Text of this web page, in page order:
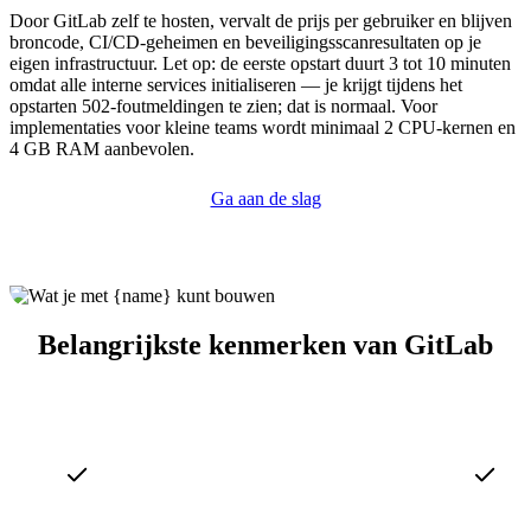
Door GitLab zelf te hosten, vervalt de prijs per gebruiker en blijven
broncode, CI/CD-geheimen en beveiligingsscanresultaten op je
eigen infrastructuur. Let op: de eerste opstart duurt 3 tot 10 minuten
omdat alle interne services initialiseren — je krijgt tijdens het
opstarten 502-foutmeldingen te zien; dat is normaal. Voor
implementaties voor kleine teams wordt minimaal 2 CPU-kernen en
4 GB RAM aanbevolen.
Ga aan de slag
Belangrijkste kenmerken van GitLab